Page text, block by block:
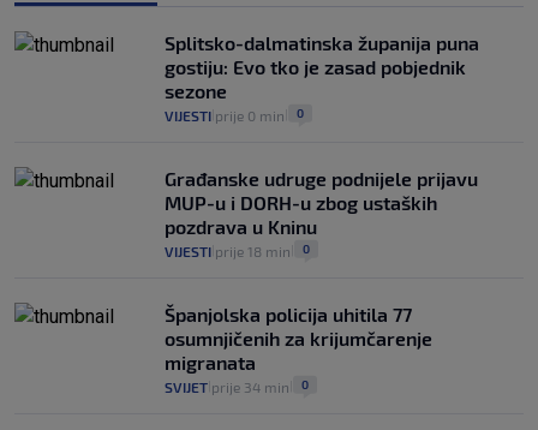
junaci naših priča budu oni koji pomažu,
a ne oni koji su pobijedili nekoga"
VIJESTI 2
Splitsko-dalmatinska županija puna
gostiju: Evo tko je zasad pobjednik
sezone
VIJESTI prije 0 min 0
Građanske udruge podnijele prijavu
MUP-u i DORH-u zbog ustaških
pozdrava u Kninu
VIJESTI prije 18 min 0
Španjolska policija uhitila 77
osumnjičenih za krijumčarenje
migranata
SVIJET prije 34 min 0